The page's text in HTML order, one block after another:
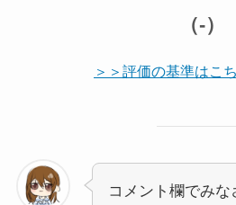
（-）
＞＞評価の基準はこ
コメント欄でみ